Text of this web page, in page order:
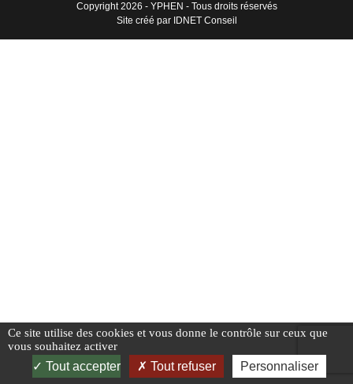
Copyright 2026 - YPHEN - Tous droits réservés
Site créé par IDNET Conseil
Ce site utilise des cookies et vous donne le contrôle sur ceux que
vous souhaitez activer
Tout accepter Tout refuser Personnaliser